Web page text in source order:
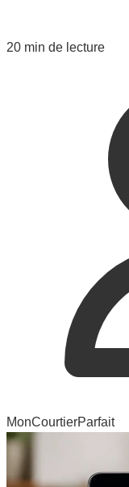
20 min de lecture
MonCourtierParfait